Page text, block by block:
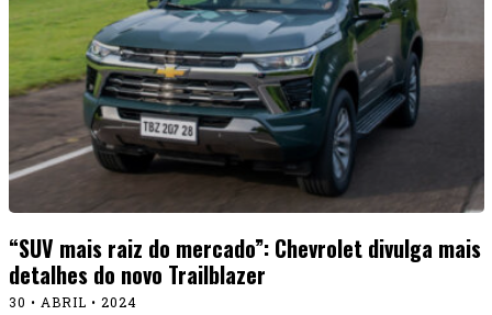
“SUV mais raiz do mercado”: Chevrolet divulga mais
detalhes do novo Trailblazer
30 • ABRIL • 2024